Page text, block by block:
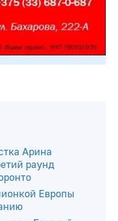
Арина
раунд
Европы